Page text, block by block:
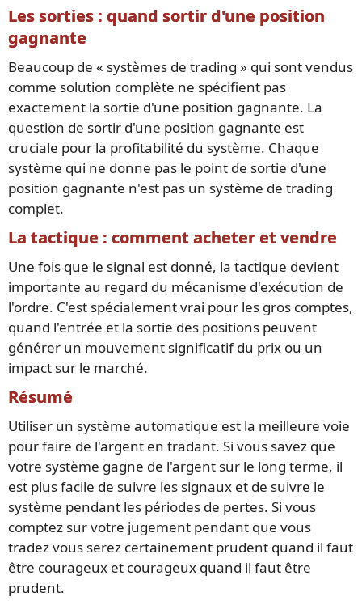
Les sorties : quand sortir d'une position
gagnante
Beaucoup de « systèmes de trading » qui sont vendus
comme solution complète ne spécifient pas
exactement la sortie d'une position gagnante. La
question de sortir d'une position gagnante est
cruciale pour la profitabilité du système. Chaque
système qui ne donne pas le point de sortie d'une
position gagnante n'est pas un système de trading
complet.
La tactique : comment acheter et vendre
Une fois que le signal est donné, la tactique devient
importante au regard du mécanisme d'exécution de
l'ordre. C'est spécialement vrai pour les gros comptes,
quand l'entrée et la sortie des positions peuvent
générer un mouvement significatif du prix ou un
impact sur le marché.
Résumé
Utiliser un système automatique est la meilleure voie
pour faire de l'argent en tradant. Si vous savez que
votre système gagne de l'argent sur le long terme, il
est plus facile de suivre les signaux et de suivre le
système pendant les périodes de pertes. Si vous
comptez sur votre jugement pendant que vous
tradez vous serez certainement prudent quand il faut
être courageux et courageux quand il faut être
prudent.